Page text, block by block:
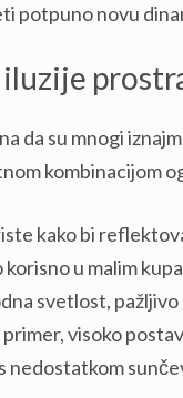
potpuno novu
da su mnogi
kombinacijom
kako bi
korisno u malim
svetlost,
visoko
nedostatkom